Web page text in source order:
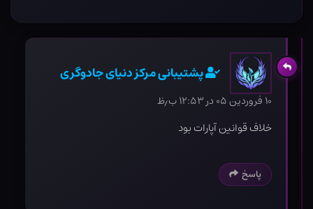
پشتیبانی مرکز دنیای جادوگری
۱۰ فروردین ۰۵ در ۱۲:۵۳ ب٫ظ
خلاف قوانین آپارات بود
پاسخ